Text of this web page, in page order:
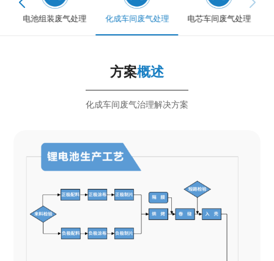
电池组装废气处理 化成车间废气处理 电芯车间废气处理
方案概述
化成车间废气治理解决方案